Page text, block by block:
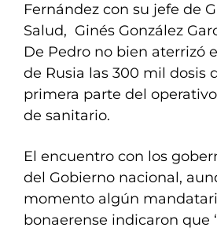
Fernández con su jefe de
Salud, Ginés González
De Pedro no bien aterrizó
de Rusia las 300 mil dosis
primera parte del
de sanitario.
El encuentro con los
del Gobierno nacional,
momento algún
bonaerense indicaron que